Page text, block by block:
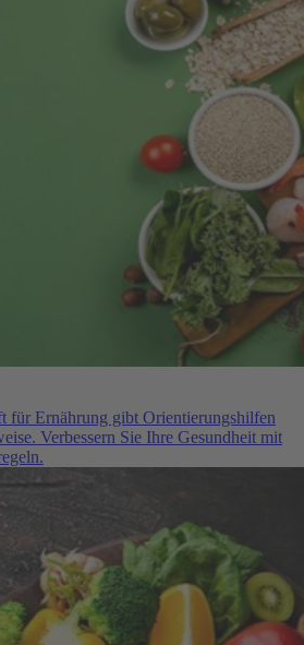
für Ernährung gibt Orientierungshilfen
Verbessern Sie Ihre Gesundheit mit